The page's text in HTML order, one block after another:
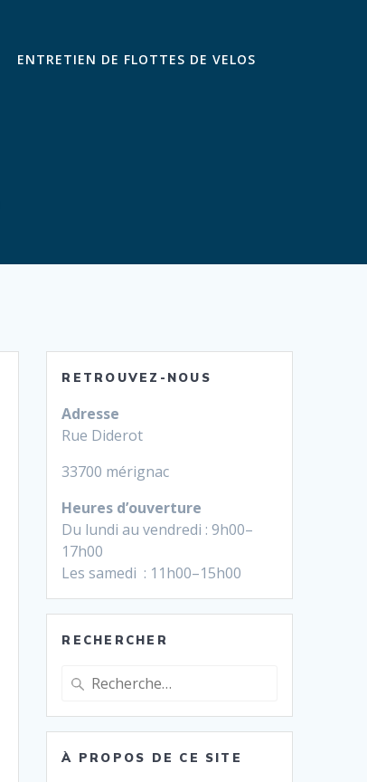
ENTRETIEN DE FLOTTES DE VELOS
RETROUVEZ-NOUS
Adresse
Rue Diderot
33700 mérignac
Heures d’ouverture
Du lundi au vendredi : 9h00–
17h00
Les samedi : 11h00–15h00
RECHERCHER
Recherche
pour
:
À PROPOS DE CE SITE